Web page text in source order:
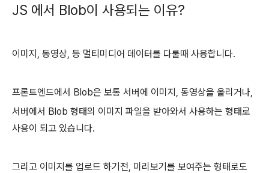
JS 에서 Blob이 사용되는 이유?
이미지, 동영상, 등 멀티미디어 데이터를 다룰때 사용합니다.
프론트엔드에서 Blob은 보통 서버에 이미지, 동영상을 올리거나,
서버에서 Blob 형태의 이미지 파일을 받아와서 사용하는 형태로
사용이 되고 있습니다.
그리고 이미지를 업로드 하기전, 미리보기를 보여주는 형태로도